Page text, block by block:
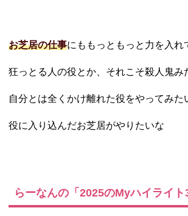
お芝居の仕事にももっともっと力を入れ
狂っとる人の役とか、それこそ殺人鬼み
自分とは全くかけ離れた役をやってみた
役に入り込んだお芝居がやりたいな
らーなんの「2025のMyハイライト3